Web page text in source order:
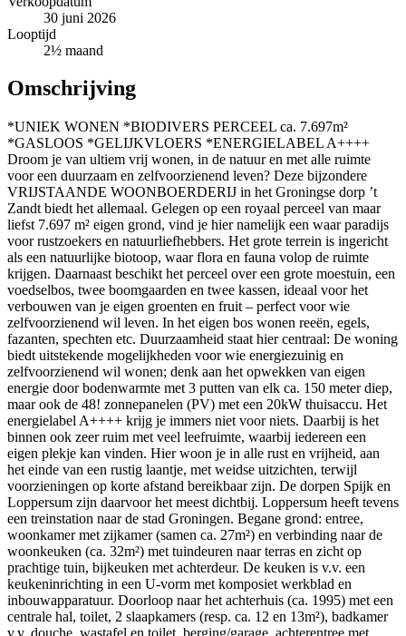
30 juni 2026
Looptijd
2½ maand
Omschrijving
*UNIEK WONEN *BIODIVERS PERCEEL ca. 7.697m²
*GASLOOS *GELIJKVLOERS *ENERGIELABEL A++++
Droom je van ultiem vrij wonen, in de natuur en met alle ruimte
voor een duurzaam en zelfvoorzienend leven? Deze bijzondere
VRIJSTAANDE WOONBOERDERIJ in het Groningse dorp ’t
Zandt biedt het allemaal. Gelegen op een royaal perceel van maar
liefst 7.697 m² eigen grond, vind je hier namelijk een waar paradijs
voor rustzoekers en natuurliefhebbers. Het grote terrein is ingericht
als een natuurlijke biotoop, waar flora en fauna volop de ruimte
krijgen. Daarnaast beschikt het perceel over een grote moestuin, een
voedselbos, twee boomgaarden en twee kassen, ideaal voor het
verbouwen van je eigen groenten en fruit – perfect voor wie
zelfvoorzienend wil leven. In het eigen bos wonen reeën, egels,
fazanten, spechten etc. Duurzaamheid staat hier centraal: De woning
biedt uitstekende mogelijkheden voor wie energiezuinig en
zelfvoorzienend wil wonen; denk aan het opwekken van eigen
energie door bodenwarmte met 3 putten van elk ca. 150 meter diep,
maar ook de 48! zonnepanelen (PV) met een 20kW thuisaccu. Het
energielabel A++++ krijg je immers niet voor niets. Daarbij is het
binnen ook zeer ruim met veel leefruimte, waarbij iedereen een
eigen plekje kan vinden. Hier woon je in alle rust en vrijheid, aan
het einde van een rustig laantje, met weidse uitzichten, terwijl
voorzieningen op korte afstand bereikbaar zijn. De dorpen Spijk en
Loppersum zijn daarvoor het meest dichtbij. Loppersum heeft tevens
een treinstation naar de stad Groningen. Begane grond: entree,
woonkamer met zijkamer (samen ca. 27m²) en verbinding naar de
woonkeuken (ca. 32m²) met tuindeuren naar terras en zicht op
prachtige tuin, bijkeuken met achterdeur. De keuken is v.v. een
keukeninrichting in een U-vorm met komposiet werkblad en
inbouwapparatuur. Doorloop naar het achterhuis (ca. 1995) met een
centrale hal, toilet, 2 slaapkamers (resp. ca. 12 en 13m²), badkamer